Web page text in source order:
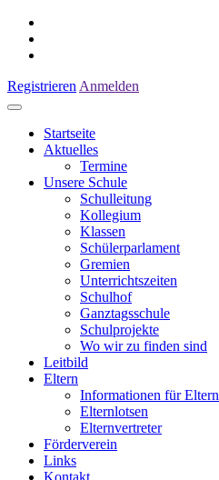
Registrieren Anmelden
Startseite
Aktuelles
Termine
Unsere Schule
Schulleitung
Kollegium
Klassen
Schülerparlament
Gremien
Unterrichtszeiten
Schulhof
Ganztagsschule
Schulprojekte
Wo wir zu finden sind
Leitbild
Eltern
Informationen für Eltern
Elternlotsen
Elternvertreter
Förderverein
Links
Kontakt